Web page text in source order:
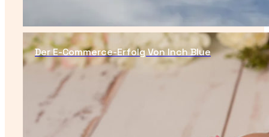
Der E-Commerce-Erfolg Von Inch Blue